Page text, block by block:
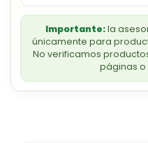
Importante:la
únicamente para
No verificamos
páginas o